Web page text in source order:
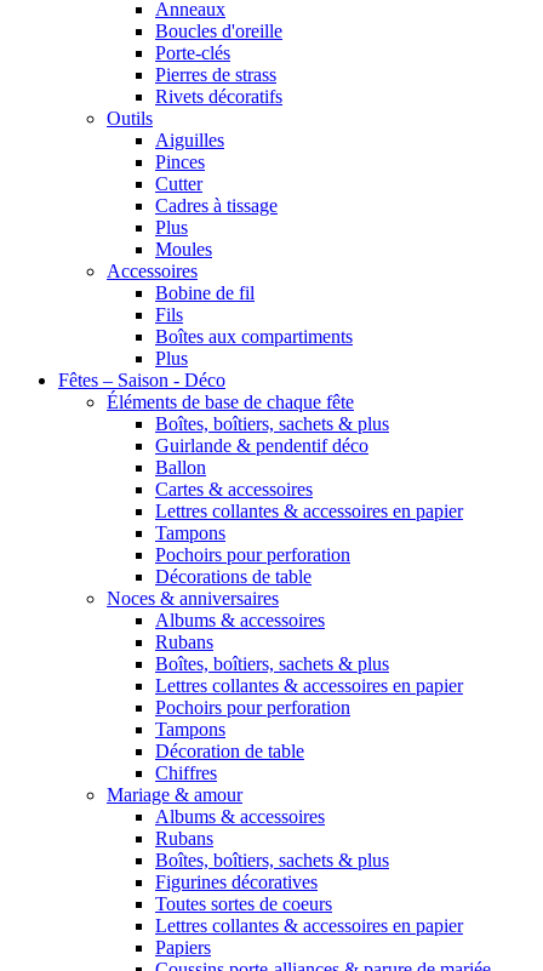
Anneaux
Boucles d'oreille
Porte-clés
Pierres de strass
Rivets décoratifs
Outils
Aiguilles
Pinces
Cutter
Cadres à tissage
Plus
Moules
Accessoires
Bobine de fil
Fils
Boîtes aux compartiments
Plus
Fêtes – Saison - Déco
Éléments de base de chaque fête
Boîtes, boîtiers, sachets & plus
Guirlande & pendentif déco
Ballon
Cartes & accessoires
Lettres collantes & accessoires en papier
Tampons
Pochoirs pour perforation
Décorations de table
Noces & anniversaires
Albums & accessoires
Rubans
Boîtes, boîtiers, sachets & plus
Lettres collantes & accessoires en papier
Pochoirs pour perforation
Tampons
Décoration de table
Chiffres
Mariage & amour
Albums & accessoires
Rubans
Boîtes, boîtiers, sachets & plus
Figurines décoratives
Toutes sortes de coeurs
Lettres collantes & accessoires en papier
Papiers